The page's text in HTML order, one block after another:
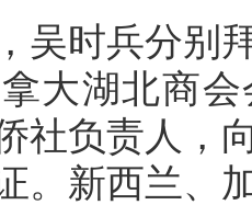
时兵分别拜
大湖北商
社负责人，
。新西兰、